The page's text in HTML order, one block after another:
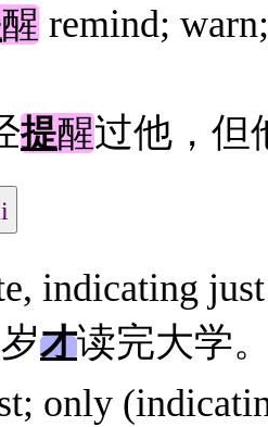
醒 remind;
提醒过他，但
indicating
才读完大学
only